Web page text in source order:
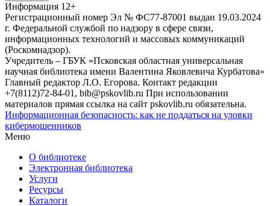
Информация 12+
Регистрационный номер Эл № ФС77-87001 выдан 19.03.2024
г. Федеральной службой по надзору в сфере связи,
информационных технологий и массовых коммуникаций
(Роскомнадзор).
Учредитель – ГБУК «Псковская областная универсальная
научная библиотека имени Валентина Яковлевича Курбатова»
Главный редактор Л.О. Егорова. Контакт редакции
+7(8112)72-84-01, bib@pskovlib.ru При использовании
материалов прямая ссылка на сайт pskovlib.ru обязательна.
Информационная безопасность: как не поддаться на уловки
кибермошенников
Меню
О библиотеке
Электронная библиотека
Услуги
Ресурсы
Каталоги